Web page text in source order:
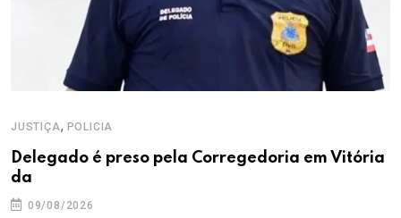
JUSTIÇA, POLICIA
Delegado é preso pela Corregedoria em Vitória
da
09/08/2026